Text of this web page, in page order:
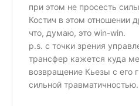
при этом не просесть
Костич в этом отношении
что, думаю, это win-win.
p.s. с точки зрения
трансфер кажется куда
возвращение Кьезы с его
сильной травматичностью.